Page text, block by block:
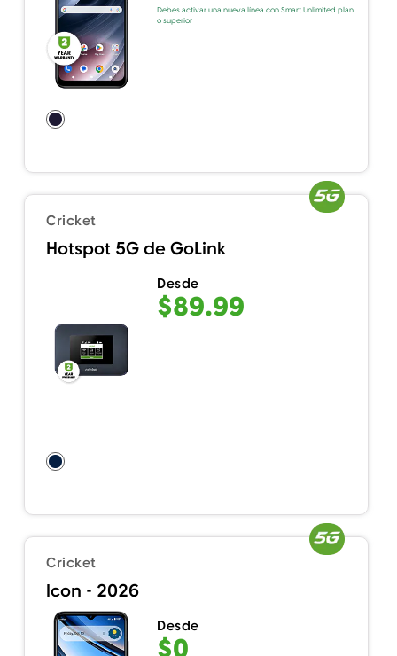
Debes activar una nueva línea con Smart Unlimited plan
o superior
Cricket
Hotspot 5G de GoLink
Desde
$89.99
Cricket
Icon - 2026
Desde